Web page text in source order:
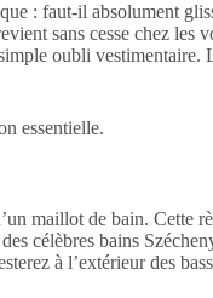
: faut-il absolument
sans cesse chez les
oubli vestimentaire.
essentielle.
maillot de bain. Cette
célèbres bains
à l’extérieur des